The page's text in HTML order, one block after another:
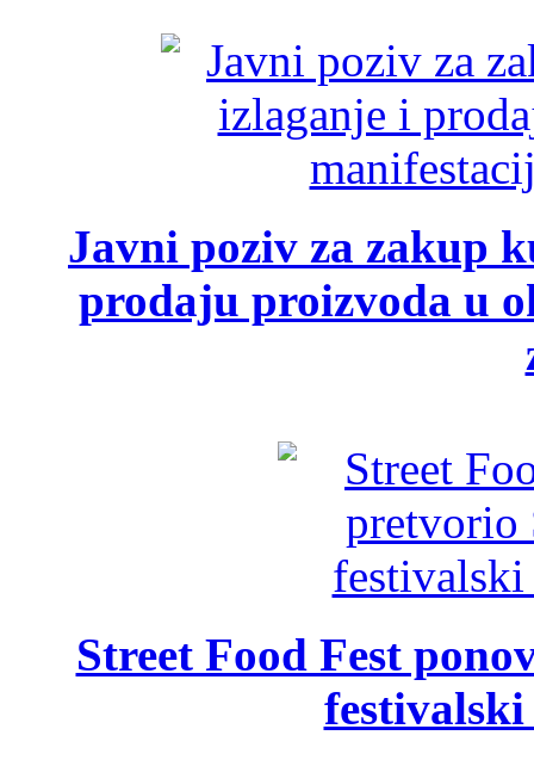
Javni poziv za zakup
prodaju proizvoda u
Street Food Fest